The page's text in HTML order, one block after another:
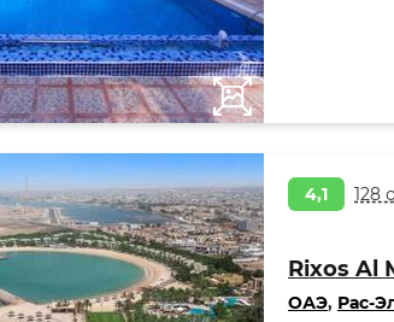
4,1 128
Rixos Al
ОАЭ, Рас-